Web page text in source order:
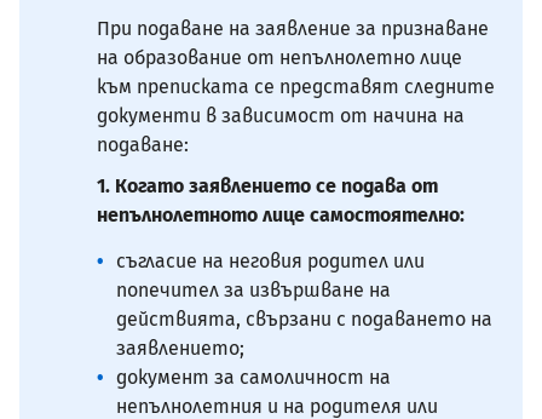
При подаване на заявление за признаване
на образование от непълнолетно лице
към преписката се представят следните
документи в зависимост от начина на
подаване:
1. Когато заявлението се подава от
непълнолетното лице самостоятелно:
съгласие на неговия родител или
попечител за извършване на
действията, свързани с подаването на
заявлението;
документ за самоличност на
непълнолетния и на родителя или